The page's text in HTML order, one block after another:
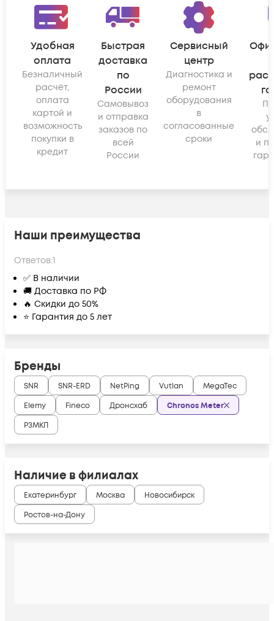
Удобная
оплата
Безналичный
расчёт,
оплата
картой и
возможность
покупки в
кредит
Быстрая
доставка
по
России
Самовывоз
и отправка
заказов по
всей
России
Сервисный
центр
Диагностика и
ремонт
оборудования
в
согласованные
сроки
и
Наши преимущества
Ответов:1
✅ В наличии
🚚 Доставка по РФ
🔥 Скидки до 50%
⭐ Гарантия до 5 лет
Бренды
SNR SNR-ERD NetPing Vutlan
MegaTec
Elemy
Fineco Дронсхаб
Chronos Meter
РЗМКП
Наличие в филиалах
Екатеринбург Москва
Новосибирск
Ростов-на-Дону